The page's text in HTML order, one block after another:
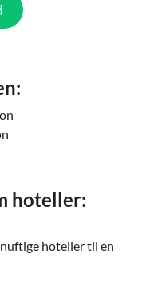
hoteller:
hoteller til en